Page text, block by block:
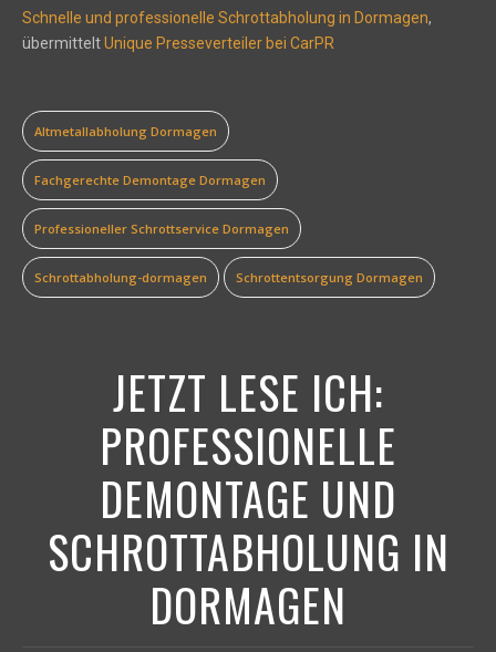
Schnelle und professionelle Schrottabholung in Dormagen,
übermitteltUnique Presseverteiler bei CarPR
Altmetallabholung Dormagen
Fachgerechte Demontage Dormagen
Professioneller Schrottservice Dormagen
Schrottabholung-dormagen Schrottentsorgung Dormagen
JETZT LESE ICH:
PROFESSIONELLE
DEMONTAGE UND
SCHROTTABHOLUNG IN
DORMAGEN